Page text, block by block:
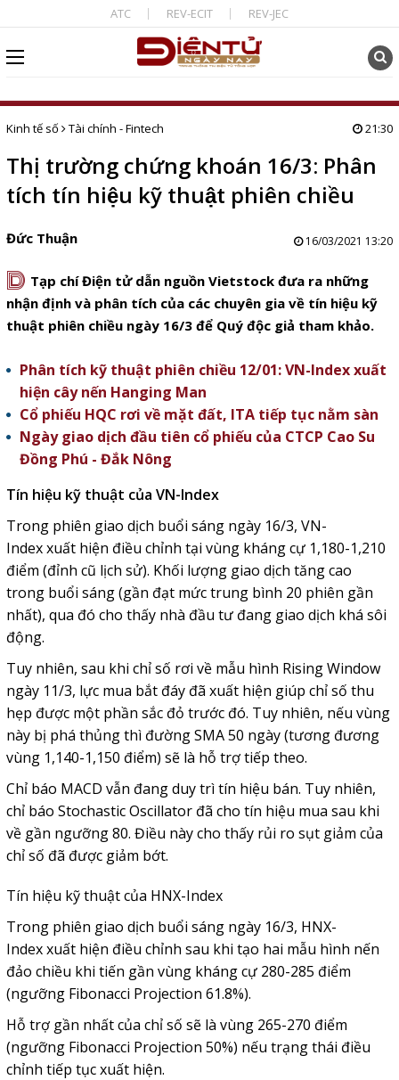
ATC REV-ECIT REV-JEC
Kinh tế số Tài chính - Fintech 21:30
Thị trường chứng khoán 16/3: Phân
tích tín hiệu kỹ thuật phiên chiều
Đức Thuận 16/03/2021 13:20
D Tạp chí Điện tử dẫn nguồn Vietstock đưa ra những
nhận định và phân tích của các chuyên gia về tín hiệu kỹ
thuật phiên chiều ngày 16/3 để Quý độc giả tham khảo.
Phân tích kỹ thuật phiên chiều 12/01: VN-Index xuất
hiện cây nến Hanging Man
Cổ phiếu HQC rơi về mặt đất, ITA tiếp tục nằm sàn
Ngày giao dịch đầu tiên cổ phiếu của CTCP Cao Su
Đồng Phú - Đắk Nông
Tín hiệu kỹ thuật của VN-Index
Trong phiên giao dịch buổi sáng ngày 16/3, VN-
Indexxuất hiện điều chỉnh tại vùng kháng cự 1,180-1,210
điểm (đỉnh cũ lịch sử). Khối lượng giao dịch tăng cao
trong buổi sáng (gần đạt mức trung bình 20 phiên gần
nhất), qua đó cho thấy nhà đầu tư đang giao dịch khá sôi
động.
Tuy nhiên, sau khi chỉ số rơi về mẫu hình Rising Window
ngày 11/3, lực mua bắt đáy đã xuất hiện giúp chỉ số thu
hẹp được một phần sắc đỏ trước đó. Tuy nhiên, nếu vùng
này bị phá thủng thì đườngSMA 50 ngày (tương đương
vùng 1,140-1,150 điểm) sẽ là hỗ trợ tiếp theo.
Chỉ báo MACD vẫn đang duy trì tín hiệu bán. Tuy nhiên,
chỉ báo Stochastic Oscillator đã cho tín hiệu mua sau khi
về gần ngưỡng 80. Điều này cho thấy rủi ro sụt giảm của
chỉ số đã được giảm bớt.
Tín hiệu kỹ thuật của HNX-Index
Trong phiên giao dịch buổi sáng ngày 16/3, HNX-
Indexxuất hiện điều chỉnh sau khi tạo hai mẫu hình nến
đảo chiều khi tiến gần vùng kháng cự 280-285 điểm
(ngưỡng Fibonacci Projection 61.8%).
Hỗ trợ gần nhất của chỉ số sẽ là vùng 265-270 điểm
(ngưỡng Fibonacci Projection 50%) nếu trạng thái điều
chỉnh tiếp tục xuất hiện.